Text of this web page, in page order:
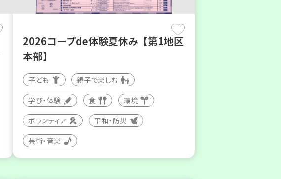
2026コープde体験夏休み【第1地区
本部】
子ども 親子で楽しむ
学び・体験 食 環境
ボランティア 平和・防災
芸術・音楽